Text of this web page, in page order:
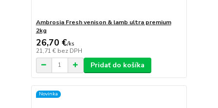
Ambrosia Fresh venison & lamb ultra premium
2kg
26,70 €/ks
21,71 € bez DPH
Pridať do košíka
Novinka